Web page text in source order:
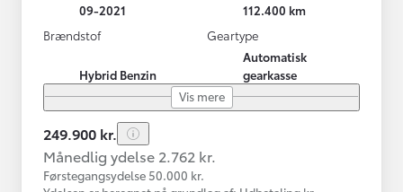
09-2021
112.400 km
Brændstof
Hybrid Benzin
Geartype
Automatisk
gearkasse
Vis mere
249.900 kr.
Månedlig ydelse 2.762 kr.
Førstegangsydelse 50.000 kr.